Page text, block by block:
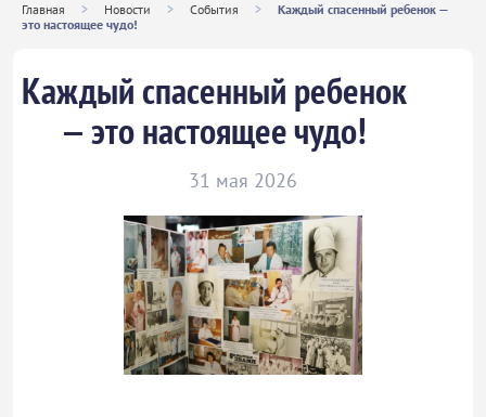
Главная > Новости > События >
Каждый спасенный ребенок —
это настоящее чудо!
Каждый спасенный ребенок
— это настоящее чудо!
31 мая 2026